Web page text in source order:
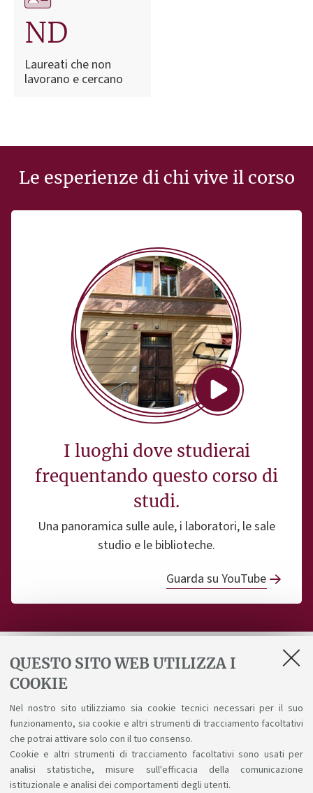
QUESTO SITO WEB UTILIZZA I
COOKIE
Nel nostro sito utilizziamo sia cookie tecnici necessari per il suo
funzionamento, sia cookie e altri strumenti di tracciamento facoltativi
che potrai attivare solo con il tuo consenso.
Cookie e altri strumenti di tracciamento facoltativi sono usati per
analisi statistiche, misure sull'efficacia della comunicazione
istituzionale e analisi dei comportamenti degli utenti.
ND
Laureati che non
lavorano e cercano
Le esperienze di chi vive il corso
I luoghi dove studierai
frequentando questo corso di
studi.
Una panoramica sulle aule, i laboratori, le sale
studio e le biblioteche.
Guarda su YouTube
Ricevi aggiornamenti sul corso
Invia
Ho letto l'informativa sulla privacye acconsento al
trattamento dei miei dati personali